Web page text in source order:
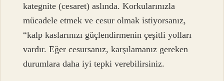
kategnite (cesaret) aslında. Korkularınızla
mücadele etmek ve cesur olmak istiyorsanız,
“kalp kaslarınızı güçlendirmenin çeşitli yolları
vardır. Eğer cesursanız, karşılamanız gereken
durumlara daha iyi tepki verebilirsiniz.